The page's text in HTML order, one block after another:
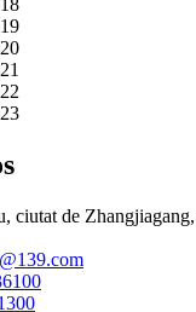
ciutat de